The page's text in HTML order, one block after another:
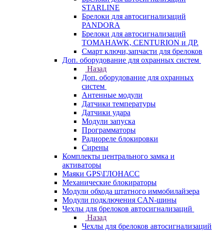
STARLINE
Брелоки для автосигнализаций
PANDORA
Брелоки для автосигнализаций
TOMAHAWK, CENTURION и ДР.
Смарт ключи,запчасти для брелоков
Доп. оборудование для охранных систем
Назад
Доп. оборудование для охранных
систем
Антенные модули
Датчики температуры
Датчики удара
Модули запуска
Программаторы
Радиореле блокировки
Сирены
Комплекты центрального замка и
активаторы
Маяки GPS\ГЛОНАСС
Механические блокираторы
Модули обхода штатного иммобилайзера
Модули подключения CAN-шины
Чехлы для брелоков автосигнализаций
Назад
Чехлы для брелоков автосигнализаций